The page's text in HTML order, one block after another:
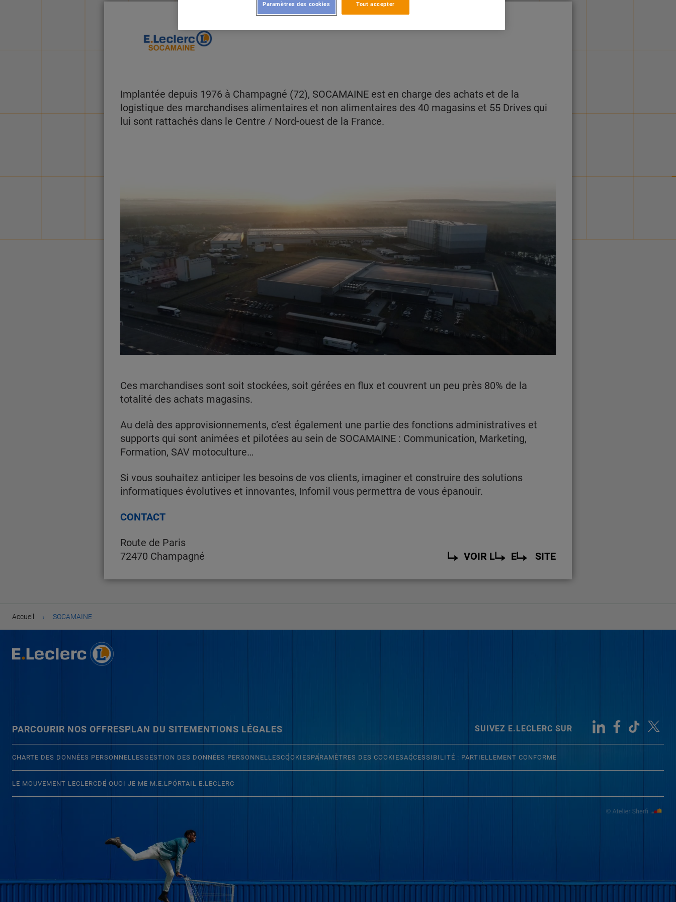
Implantée depuis 1976 à Champagné (72), SOCAMAINE est en charge des achats et de la
logistique des marchandises alimentaires et non alimentaires des 40 magasins et 55 Drives qui
lui sont rattachés dans le Centre / Nord-ouest de la France.
Ces marchandises sont soit stockées, soit gérées en flux et couvrent un peu près 80% de la
totalité des achats magasins.
Au delà des approvisionnements, c’est également une partie des fonctions administratives et
supports qui sont animées et pilotées au sein de SOCAMAINE : Communication, Marketing,
Formation, SAV motoculture…
Si vous souhaitez anticiper les besoins de vos clients, imaginer et construire des solutions
informatiques évolutives et innovantes, Infomil vous permettra de vous épanouir.
CONTACT
Route de Paris
72470 Champagné
VOIR L E SITE
Accueil › SOCAMAINE
PARCOURIR NOS OFFRESPLAN DU SITEMENTIONS LÉGALES SUIVEZ E.LECLERC SUR
CHARTE DES DONNÉES PERSONNELLESGESTION DES DONNÉES PERSONNELLESCOOKIES PARAMÈTRES DES COOKIESACCESSIBILITÉ : PARTIELLEMENT CONFORME
LE MOUVEMENT LECLERCDE QUOI JE ME M.E.L PORTAIL E.LECLERC
Tout accepter
Paramètres des cookies